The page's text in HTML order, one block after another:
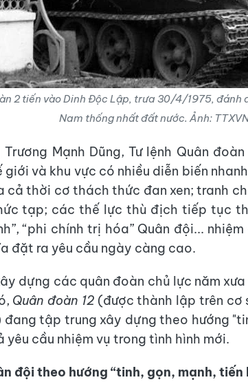
2 tiến vào Dinh Độc Lập, trưa 30/4/1975,
Nam thống nhất đất nước. Ảnh:
Mạnh Dũng, Tư lệnh Quân
giới và khu vực có nhiều diễn biến
cả thời cơ thách thức đan xen; tranh
tạp; các thế lực thù địch tiếp tục
“phi chính trị hóa” Quân đội...
đặt ra yêu cầu ngày càng cao.
dựng các quân đoàn chủ lực năm
Quân đoàn 12(được thành lập trên cơ
đang tập trung xây dựng theo hướng
yêu cầu nhiệm vụ trong tình hình mới.
đội theo hướng “tinh, gọn, mạnh, tiến